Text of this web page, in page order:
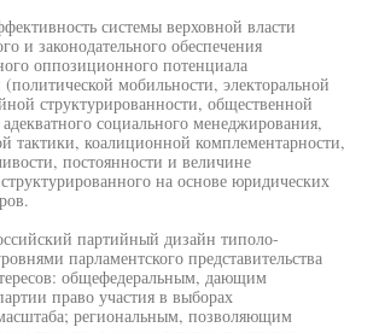
системы верховной власти
и законодательного обеспечения
оппозиционного потенциала
мобильности, электоральной
структурированности, общественной
социального менеджирования,
тактики, коалиционной комплементарности,
постоянности и величине
на основе юридических
партийный дизайн типоло-
парламентского представительства
общефедеральным, дающим
право участия в выборах
региональным, позволяющим